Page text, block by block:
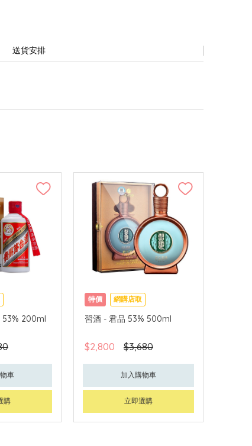
送貨安排
53% 200ml
車
購
特價 網購店取
習酒 - 君品 53% 500ml
$2,800 $3,680
加入購物車
立即選購